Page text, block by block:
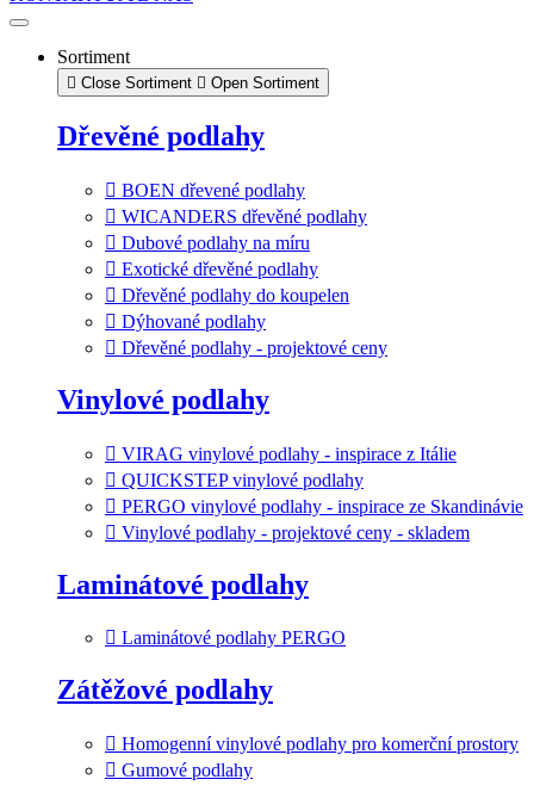
Sortiment
Close Sortiment Open Sortiment
Dřevěné podlahy
BOEN dřevené podlahy
WICANDERS dřevěné podlahy
Dubové podlahy na míru
Exotické dřevěné podlahy
Dřevěné podlahy do koupelen
Dýhované podlahy
Dřevěné podlahy - projektové ceny
Vinylové podlahy
VIRAG vinylové podlahy - inspirace z Itálie
QUICKSTEP vinylové podlahy
PERGO vinylové podlahy - inspirace ze Skandinávie
Vinylové podlahy - projektové ceny - skladem
Laminátové podlahy
Laminátové podlahy PERGO
Zátěžové podlahy
Homogenní vinylové podlahy pro komerční prostory
Gumové podlahy